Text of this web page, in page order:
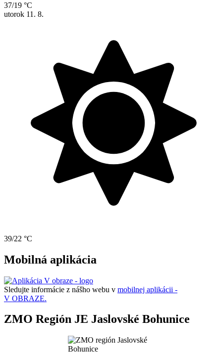
37/19 °C
utorok 11. 8.
39/22 °C
Mobilná aplikácia
Sledujte informácie z nášho webu v mobilnej aplikácii -
V OBRAZE.
ZMO Región JE Jaslovské Bohunice